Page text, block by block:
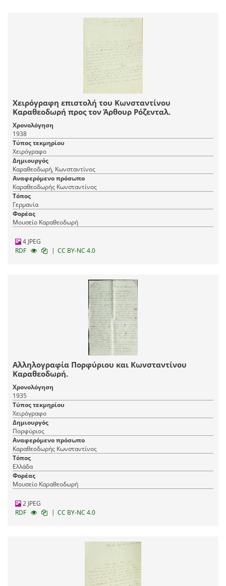
Χειρόγραφη επιστολή του Κωνσταντίνου
Καραθεοδωρή προς τον Άρθουρ Ρόζενταλ.
Χρονολόγηση
1938
Τύπος τεκμηρίου
Χειρόγραφο
Δημιουργός
Καραθεοδωρή, Κωνσταντίνος
Αναφερόμενο πρόσωπο
Καραθεοδωρής Κωνσταντίνος
Τόπος
Γερμανία
Φορέας
Μουσείο Καραθεοδωρή
4 JPEG
RDF
| CC BY-NC 4.0
Αλληλογραφία Πορφύριου και Κωνσταντίνου
Καραθεοδωρή.
Χρονολόγηση
1935
Τύπος τεκμηρίου
Χειρόγραφο
Δημιουργός
Πορφύριος
Αναφερόμενο πρόσωπο
Καραθεοδωρής Κωνσταντίνος
Τόπος
Ελλάδα
Φορέας
Μουσείο Καραθεοδωρή
2 JPEG
RDF
| CC BY-NC 4.0